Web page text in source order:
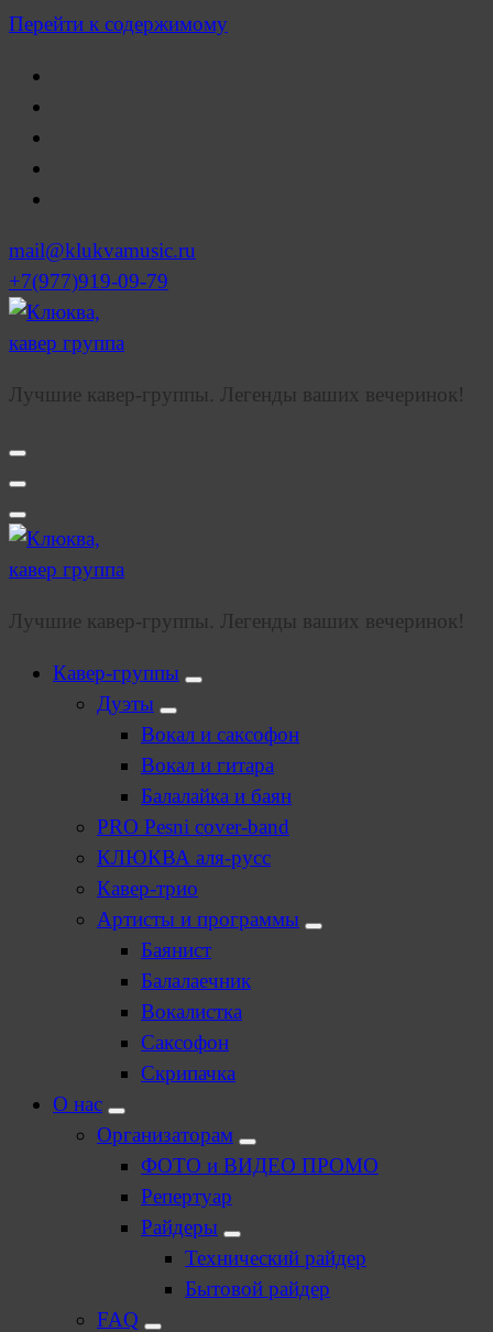
Перейти к содержимому
mail@klukvamusic.ru
+7(977)919-09-79
Лучшие кавер-группы. Легенды ваших вечеринок!
Лучшие кавер-группы. Легенды ваших вечеринок!
Кавер-группы
Дуэты
Вокал и саксофон
Вокал и гитара
Балалайка и баян
PRO Pesni cover-band
КЛЮКВА аля-русс
Кавер-трио
Артисты и программы
Баянист
Балалаечник
Вокалистка
Саксофон
Скрипачка
О нас
Организаторам
ФОТО и ВИДЕО ПРОМО
Репертуар
Райдеры
Технический райдер
Бытовой райдер
FAQ